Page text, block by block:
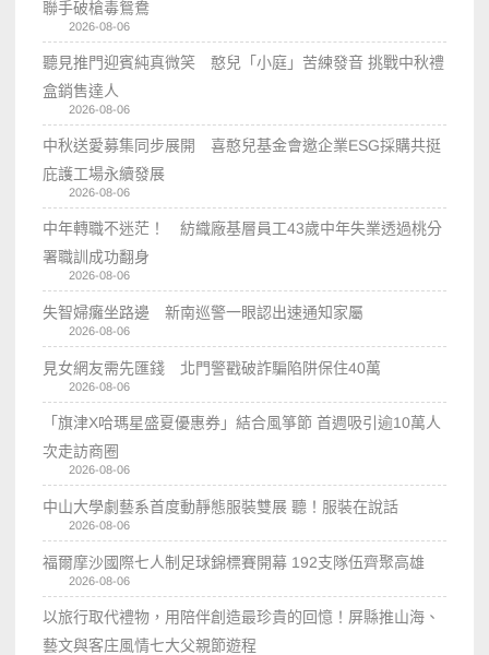
聯手破槍毒鴛鴦
2026-08-06
聽見推門迎賓純真微笑 憨兒「小庭」苦練發音 挑戰中秋禮
盒銷售達人
2026-08-06
中秋送愛募集同步展開 喜憨兒基金會邀企業ESG採購共挺
庇護工場永續發展
2026-08-06
中年轉職不迷茫！ 紡織廠基層員工43歲中年失業透過桃分
署職訓成功翻身
2026-08-06
失智婦癱坐路邊 新南巡警一眼認出速通知家屬
2026-08-06
見女網友需先匯錢 北門警戳破詐騙陷阱保住40萬
2026-08-06
「旗津X哈瑪星盛夏優惠券」結合風箏節 首週吸引逾10萬人
次走訪商圈
2026-08-06
中山大學劇藝系首度動靜態服裝雙展 聽！服裝在說話
2026-08-06
福爾摩沙國際七人制足球錦標賽開幕 192支隊伍齊聚高雄
2026-08-06
以旅行取代禮物，用陪伴創造最珍貴的回憶！屏縣推山海、
藝文與客庄風情七大父親節遊程